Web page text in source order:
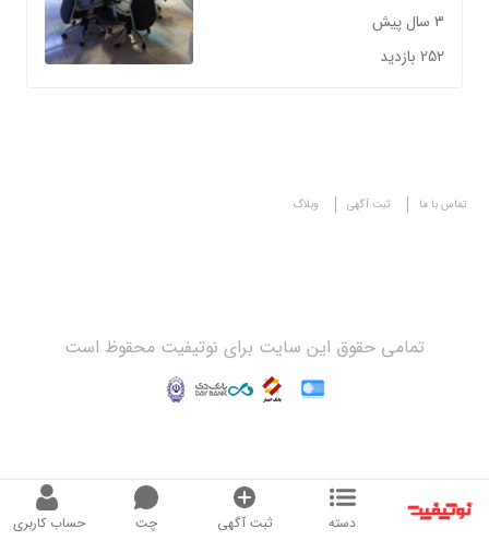
دسته ثبت آگهی چت حساب کاربری
3 سال پیش
252 بازدید
تماس با ما ثبت آگهی وبلاگ
تمامی حقوق این سایت برای نوتیفیت محقوظ است